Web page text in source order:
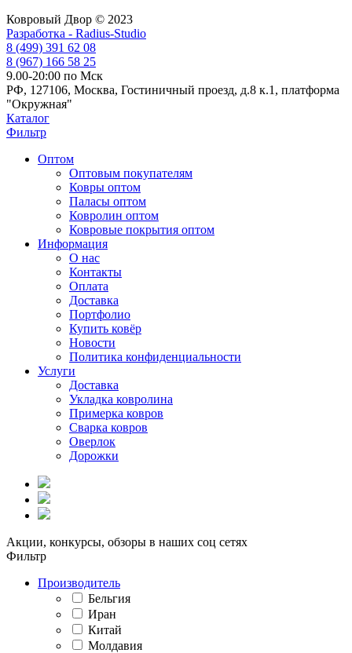
Ковровый Двор © 2023
Разработка - Radius-Studio
8 (499) 391 62 08
8 (967) 166 58 25
9.00-20:00 по Мск
РФ, 127106, Москва, Гостиничный проезд, д.8 к.1, платформа
"Окружная"
Каталог
Фильтр
Оптом
Оптовым покупателям
Ковры оптом
Паласы оптом
Ковролин оптом
Ковровые покрытия оптом
Информация
О нас
Контакты
Оплата
Доставка
Портфолио
Купить ковёр
Новости
Политика конфиденциальности
Услуги
Доставка
Укладка ковролина
Примерка ковров
Сварка ковров
Оверлок
Дорожки
Акции, конкурсы, обзоры в наших соц сетях
Фильтр
Производитель
Бельгия
Иран
Китай
Молдавия